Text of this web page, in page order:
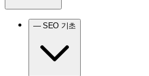
— SEO 기초